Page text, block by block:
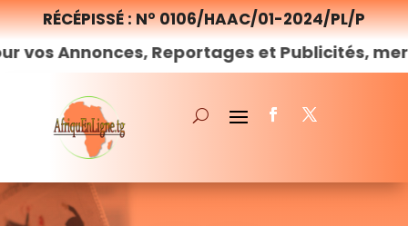
RÉCÉPISSÉ : N° 0106/HAAC/01-2024/PL/P
Reportages et Publicités, merci denous